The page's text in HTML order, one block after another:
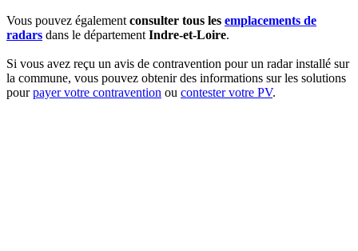
Vous pouvez égalementconsulter tous les emplacements de
radars dans le départementIndre-et-Loire.
Si vous avez reçu un avis de contravention pour un radar installé sur
la commune, vous pouvez obtenir des informations sur les solutions
pourpayer votre contravention ou contester votre PV.